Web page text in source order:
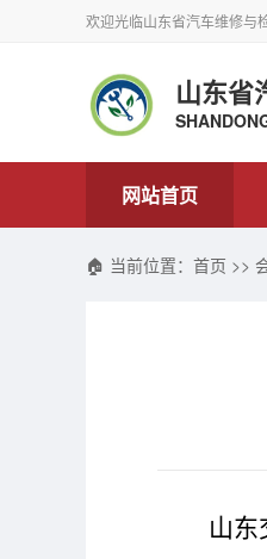
欢迎光临山东省汽车维修与
山东省
网站首页
🏠 当前位置： 首页 >>
山东